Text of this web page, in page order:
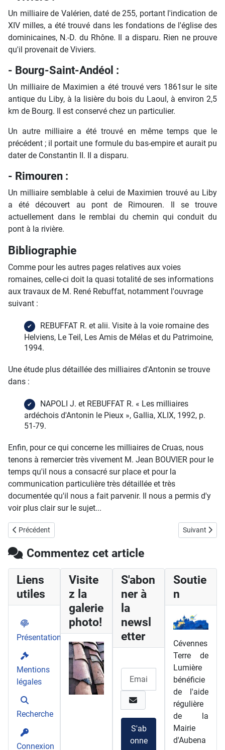
Un milliaire de Valérien, daté de 255, portant l'indication de
XIV milles, a été trouvé dans les fondations de l'église des
dominicaines, N.-D. du Rhône. Il a disparu. Rien ne prouve
qu'il provenait de Viviers.
- Bourg-Saint-Andéol :
Un milliaire de Maximien a été trouvé vers 1861sur le site
antique du Liby, à la lisière du bois du Laoul, à environ 2,5
km de Bourg. Il est conservé chez un particulier.
Un autre milliaire a été trouvé en même temps que le
précédent ; il portait une formule du bas-empire et aurait pu
dater de Constantin II. Il a disparu.
- Rimouren :
Un milliaire semblable à celui de Maximien trouvé au Liby
a été découvert au pont de Rimouren. Il se trouve
actuellement dans le remblai du chemin qui conduit du
pont à la rivière.
Bibliographie
Comme pour les autres pages relatives aux voies
romaines, celle-ci doit la quasi totalité de ses informations
aux travaux de M. René Rebuffat, notamment l'ouvrage
suivant :
REBUFFAT R. et alii. Visite à la voie romaine des
Helviens, Le Teil, Les Amis de Mélas et du Patrimoine,
1994.
Une étude plus détaillée des milliaires d'Antonin se trouve
dans :
NAPOLI J. et REBUFFAT R. « Les milliaires
ardéchois d'Antonin le Pieux », Gallia, XLIX, 1992, p.
51-79.
Enfin, pour ce qui concerne les milliaires de Cruas, nous
tenons à remercier très vivement M. Jean BOUVIER pour le
temps qu'il nous a consacré sur place et pour la
communication particulière très détaillée et très
documentée qu'il nous a fait parvenir. Il nous a permis d'y
voir plus clair sur le sujet...
Article précédent : Caractéristiques des voies romaines
Précédent Article
Suivant
Commentez cet article
Liens
utiles
Présentation
Mentions
légales
Recherche
Connexion
Visite
z la
galerie
photo!
S'abon
ner à
la
newsl
etter
S'ab
onne
Soutie
n
Cévennes
Terre de
Lumière
bénéficie
de l'aide
régulière
de la
Mairie
d'Aubena